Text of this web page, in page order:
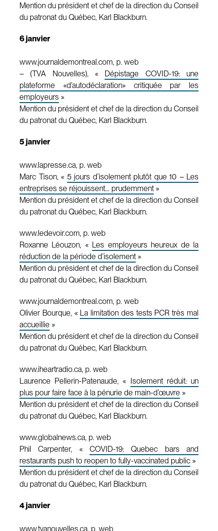
Mention du président et chef de la direction du Conseil
du patronat du Québec, Karl Blackburn.
6 janvier
www.journaldemontreal.com, p. web
– (TVA Nouvelles), « Dépistage COVID-19: une
plateforme «d’autodéclaration» critiquée par les
employeurs »
Mention du président et chef de la direction du Conseil
du patronat du Québec, Karl Blackburn.
5 janvier
www.lapresse.ca, p. web
Marc Tison, « 5 jours d’isolement plutôt que 10 – Les
entreprises se réjouissent… prudemment »
Mention du président et chef de la direction du Conseil
du patronat du Québec, Karl Blackburn.
www.ledevoir.com, p. web
Roxanne Léouzon, « Les employeurs heureux de la
réduction de la période d’isolement »
Mention du président et chef de la direction du Conseil
du patronat du Québec, Karl Blackburn.
www.journaldemontreal.com, p. web
Olivier Bourque, « La limitation des tests PCR très mal
accueillie »
Mention du président et chef de la direction du Conseil
du patronat du Québec, Karl Blackburn.
www.iheartradio.ca, p. web
Laurence Pellerin-Patenaude, « Isolement réduit: un
plus pour faire face à la pénurie de main-d’œuvre »
Mention du président et chef de la direction du Conseil
du patronat du Québec, Karl Blackburn.
www.globalnews.ca, p. web
Phil Carpenter, « COVID-19: Quebec bars and
restaurants push to reopen to fully-vaccinated public »
Mention du président et chef de la direction du Conseil
du patronat du Québec, Karl Blackburn.
4 janvier
www.tvanouvelles.ca, p. web